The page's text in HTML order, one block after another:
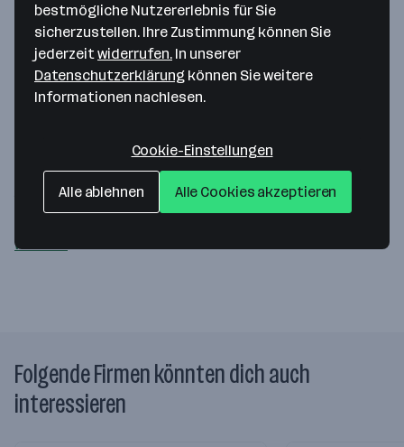
Map data ©2026 Google
Siebeckstraße 7/3
1220 Wien— Route berechnen
Website
Folgende Firmen könnten dich auch
interessieren
bestmögliche Nutzererlebnis für Sie
sicherzustellen. Ihre Zustimmung können Sie
jederzeit widerrufen. In unserer
Datenschutzerklärung können Sie weitere
Informationen nachlesen.
Cookie-Einstellungen
Alle ablehnen Alle Cookies akzeptieren